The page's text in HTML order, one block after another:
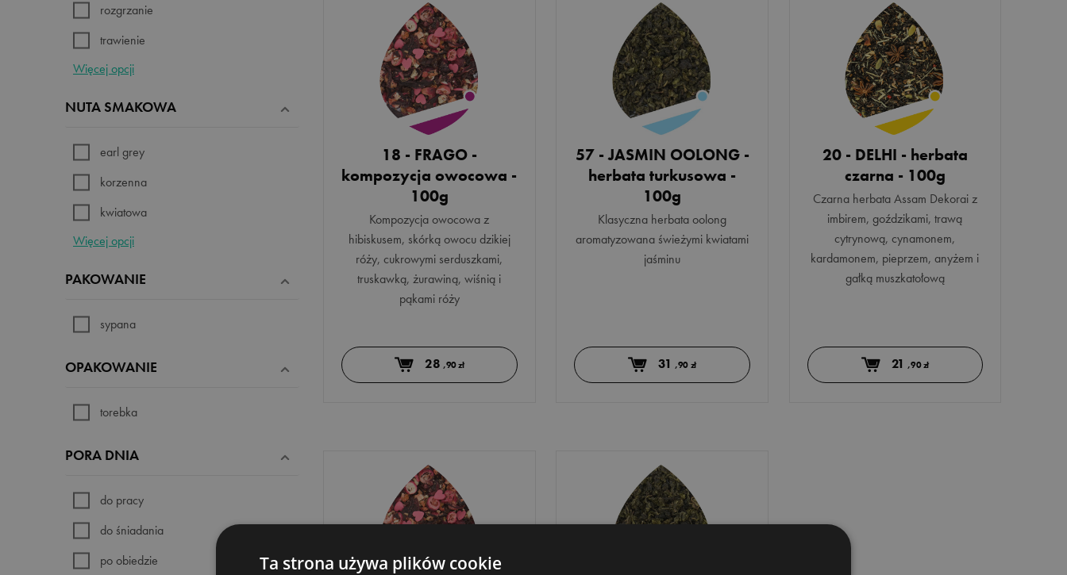
rozgrzanie
trawienie
wzmocnienie
Więcej opcji
NUTA SMAKOWA
earl grey
korzenna
kwiatowa
owocowa
Więcej opcji
PAKOWANIE
sypana
OPAKOWANIE
torebka
PORA DNIA
do pracy
do śniadania
po obiedzie
18 - FRAGO -
kompozycja owocowa -
100g
Kompozycja owocowa z
hibiskusem, skórką owocu dzikiej
róży, cukrowymi serduszkami,
truskawką, żurawiną, wiśnią i
pąkami róży
28 ,90 zł
57 - JASMIN OOLONG -
herbata turkusowa -
100g
Klasyczna herbata oolong
aromatyzowana świeżymi kwiatami
jaśminu
31 ,90 zł
20 - DELHI - herbata
czarna - 100g
Czarna herbata Assam Dekorai z
imbirem, goździkami, trawą
cytrynową, cynamonem,
kardamonem, pieprzem, anyżem i
gałką muszkatołową
21 ,90 zł
Ta strona używa plików cookie